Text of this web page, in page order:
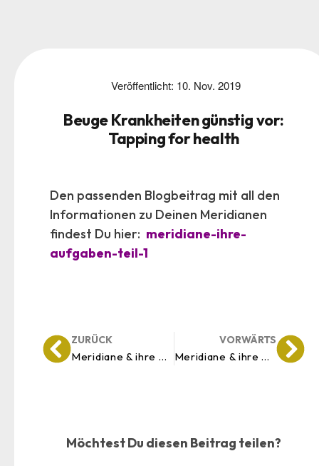
Veröffentlicht: 10. Nov. 2019
Beuge Krankheiten günstig vor:
Tapping for health
Den passenden Blogbeitrag mit all den
Informationen zu Deinen Meridianen
findest Du hier: meridiane-ihre-
aufgaben-teil-1
ZURÜCK
Meridiane & ihre Aufgaben – Teil 1
VORWÄRTS
Meridiane & ihre Aufgaben – Teil 2
Möchtest Du diesen Beitrag teilen?